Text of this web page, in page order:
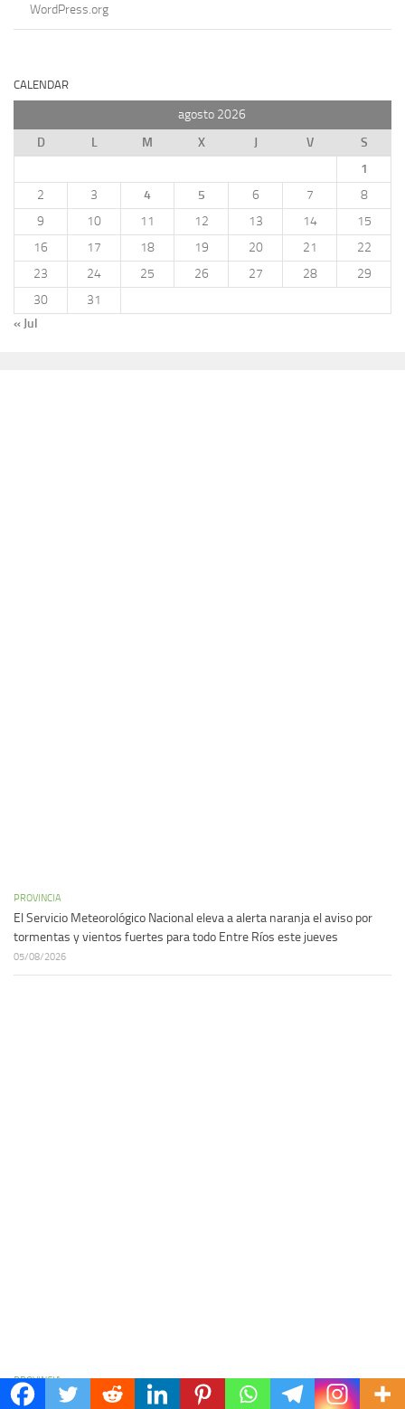
WordPress.org
CALENDAR
agosto 2026
D
L M X J V
S
1
2
3 4 5 6 7
8
9
10 11 12 13 14
15
16
17 18 19 20 21
22
23
24 25 26 27 28
29
30
31
« Jul
PROVINCIA
El Servicio Meteorológico Nacional eleva a alerta naranja el aviso por
tormentas y vientos fuertes para todo Entre Ríos este jueves
05/08/2026
PROVINCIA
Comedores escolares en Entre Ríos: la Justicia ordenó frenar la